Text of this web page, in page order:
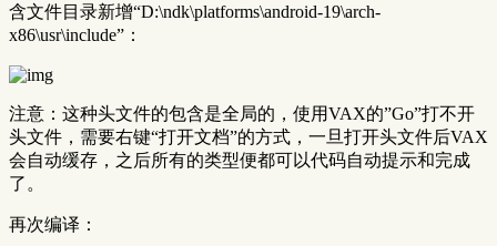
含文件目录新增“D:\ndk\platforms\android-19\arch-
x86\usr\include”：
注意：这种头文件的包含是全局的，使用VAX的”Go”打不开
头文件，需要右键“打开文档”的方式，一旦打开头文件后VAX
会自动缓存，之后所有的类型便都可以代码自动提示和完成
了。
再次编译：